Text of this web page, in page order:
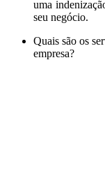
uma
seu negócio.
Quais são os
empresa?